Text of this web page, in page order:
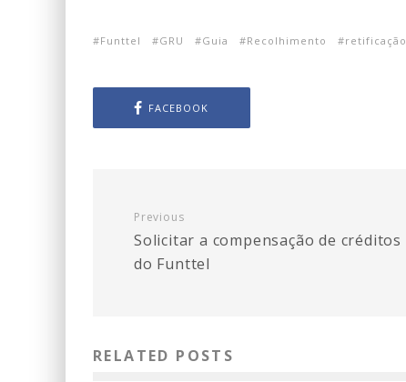
Funttel GRU Guia Recolhimento retificação
FACEBOOK
Previous
Solicitar a compensação de créditos
do Funttel
RELATED POSTS